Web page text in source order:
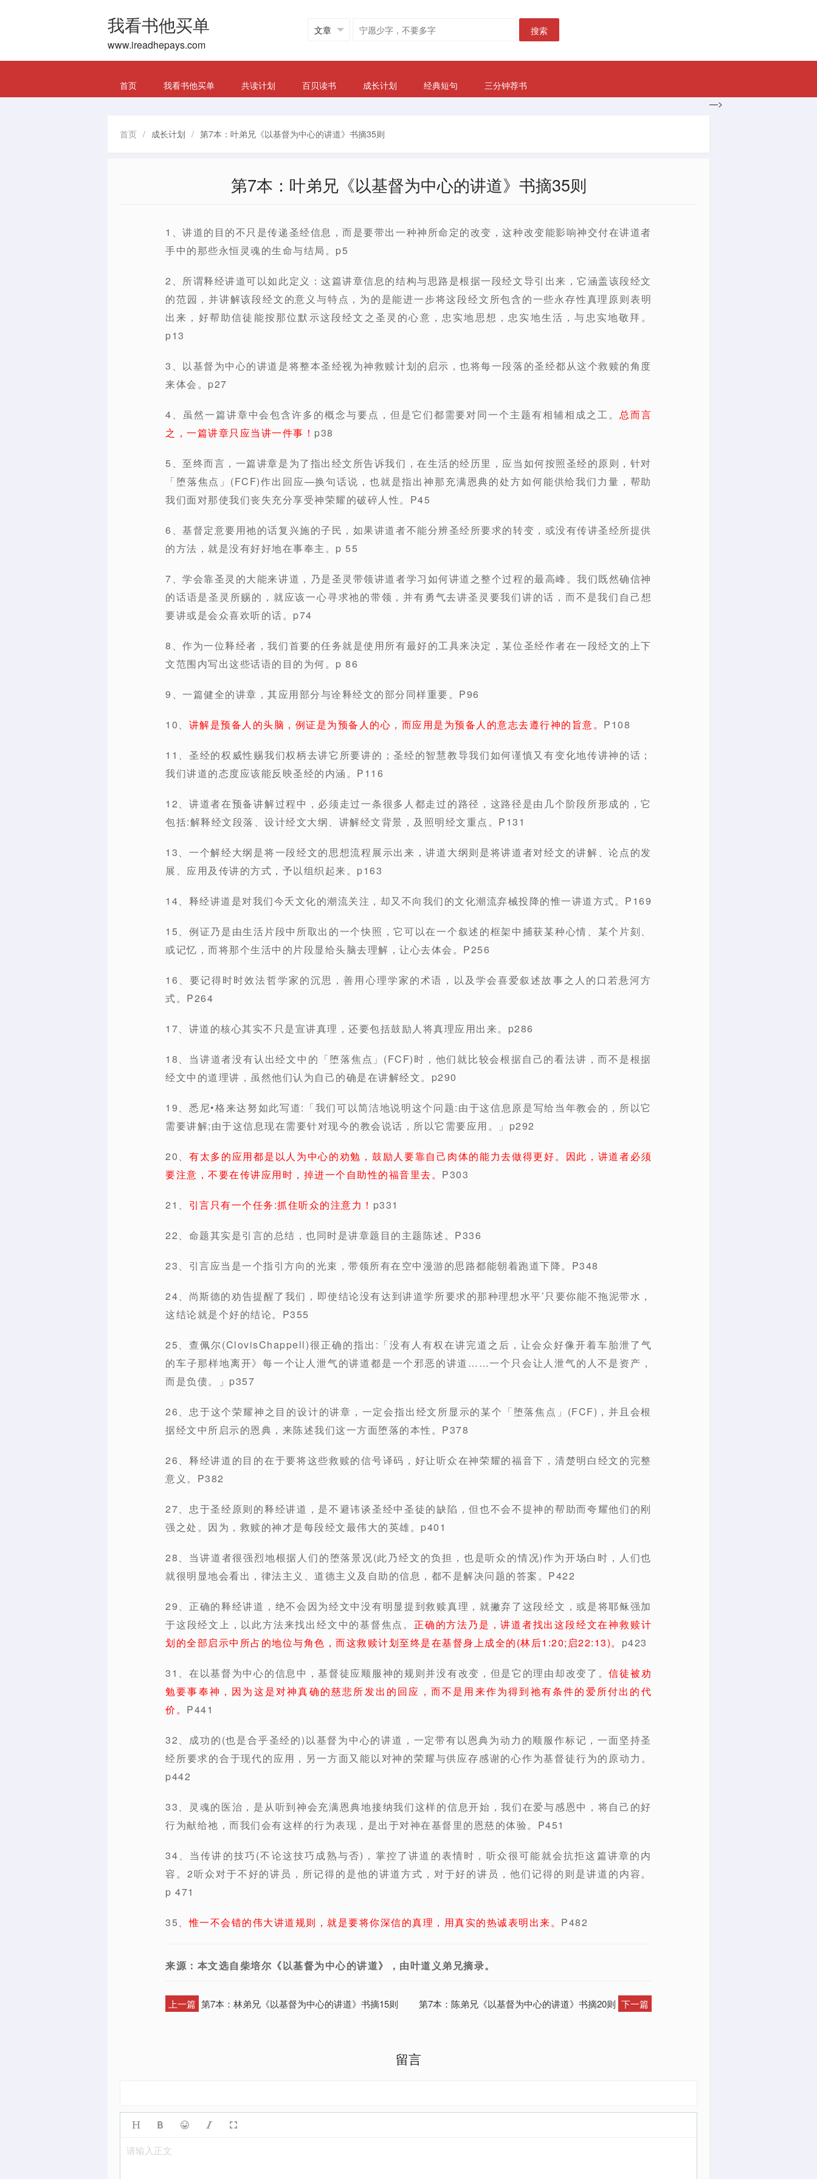
我看书他买单
www.ireadhepays.com
搜索
首页 我看书他买单 共读计划 百贝读书 成长计划 经典短句
三分钟荐书
—>
首页 / 成长计划 / 第7本：叶弟兄《以基督为中心的讲道》书摘35则
第7本：叶弟兄《以基督为中心的讲道》书摘35则
1、讲道的目的不只是传递圣经信息，而是要带出一种神所命定的改变，这种改变能影响神交付在讲道者
手中的那些永恒灵魂的生命与结局。p5
2、所谓释经讲道可以如此定义：这篇讲章信息的结构与思路是根据一段经文导引出来，它涵盖该段经文
的范园，并讲解该段经文的意义与特点，为的是能进一步将这段经文所包含的一些永存性真理原则表明
出来，好帮助信徒能按那位默示这段经文之圣灵的心意，忠实地思想，忠实地生活，与忠实地敬拜。
p13
3、以基督为中心的讲道是将整本圣经视为神救赎计划的启示，也将每一段落的圣经都从这个救赎的角度
来体会。p27
4、虽然一篇讲章中会包含许多的概念与要点，但是它们都需要对同一个主题有相辅相成之工。 总而言
之，一篇讲章只应当讲一件事！ p38
5、至终而言，一篇讲章是为了指出经文所告诉我们，在生活的经历里，应当如何按照圣经的原则，针对
「堕落焦点」(FCF)作出回应—换句话说，也就是指出神那充满恩典的处方如何能供给我们力量，帮助
我们面对那使我们丧失充分享受神荣耀的破碎人性。P45
6、基督定意要用祂的话复兴施的子民，如果讲道者不能分辨圣经所要求的转变，或没有传讲圣经所提供
的方法，就是没有好好地在事奉主。p 55
7、学会靠圣灵的大能来讲道，乃是圣灵带领讲道者学习如何讲道之整个过程的最高峰。我们既然确信神
的话语是圣灵所赐的，就应该一心寻求祂的带领，并有勇气去讲圣灵要我们讲的话，而不是我们自己想
要讲或是会众喜欢听的话。p74
8、作为一位释经者，我们首要的任务就是使用所有最好的工具来决定，某位圣经作者在一段经文的上下
文范围内写出这些话语的目的为何。p 86
9、一篇健全的讲章，其应用部分与诠释经文的部分同样重要。P96
10、 讲解是预备人的头脑，例证是为预备人的心，而应用是为预备人的意志去遵行神的旨意。 P108
11、圣经的权威性赐我们权柄去讲它所要讲的；圣经的智慧教导我们如何谨慎又有变化地传讲神的话；
我们讲道的态度应该能反映圣经的内涵。P116
12、讲道者在预备讲解过程中，必须走过一条很多人都走过的路径，这路径是由几个阶段所形成的，它
包括:解释经文段落、设计经文大纲、讲解经文背景，及照明经文重点。P131
13、一个解经大纲是将一段经文的思想流程展示出来，讲道大纲则是将讲道者对经文的讲解、论点的发
展、应用及传讲的方式，予以组织起来。p163
14、释经讲道是对我们今夭文化的潮流关注，却又不向我们的文化潮流弃械投降的惟一讲道方式。P169
15、例证乃是由生活片段中所取出的一个快照，它可以在一个叙述的框架中捕获某种心情、某个片刻、
或记忆，而将那个生活中的片段显给头脑去理解，让心去体会。P256
16、要记得时时效法哲学家的沉思，善用心理学家的术语，以及学会喜爱叙述故事之人的口若悬河方
式。P264
17、讲道的核心其实不只是宣讲真理，还要包括鼓励人将真理应用出来。p286
18、当讲道者没有认出经文中的「堕落焦点」(FCF)时，他们就比较会根据自己的看法讲，而不是根据
经文中的道理讲，虽然他们认为自己的确是在讲解经文。p290
19、悉尼•格来达努如此写道:「我们可以简洁地说明这个问题:由于这信息原是写给当年教会的，所以它
需要讲解;由于这信息现在需要针对现今的教会说话，所以它需要应用。」p292
20、 有太多的应用都是以人为中心的劝勉，鼓励人要靠自己肉体的能力去做得更好。因此，讲道者必须
要注意，不要在传讲应用时，掉进一个自助性的福音里去。 P303
21、 引言只有一个任务:抓住听众的注意力！ p331
22、命题其实是引言的总结，也同时是讲章题目的主题陈述。P336
23、引言应当是一个指引方向的光束，带领所有在空中漫游的思路都能朝着跑道下降。P348
24、尚斯德的劝告提醒了我们，即使结论没有达到讲道学所要求的那种理想水平’只要你能不拖泥带水，
这结论就是个好的结论。P355
25、查佩尔(ClovisChappell)很正确的指出:「没有人有权在讲完道之后，让会众好像开着车胎泄了气
的车子那样地离开》每一个让人泄气的讲道都是一个邪恶的讲道……一个只会让人泄气的人不是资产，
而是负债。」p357
26、忠于这个荣耀神之目的设计的讲章，一定会指出经文所显示的某个「堕落焦点」(FCF)，并且会根
据经文中所启示的恩典，来陈述我们这一方面堕落的本性。P378
26、释经讲道的目的在于要将这些救赎的信号译码，好让听众在神荣耀的福音下，清楚明白经文的完整
意义。P382
27、忠于圣经原则的释经讲道，是不避讳谈圣经中圣徒的缺陷，但也不会不提神的帮助而夸耀他们的刚
强之处。因为，救赎的神才是每段经文最伟大的英雄。p401
28、当讲道者很强烈地根据人们的堕落景况(此乃经文的负担，也是听众的情况)作为开场白时，人们也
就很明显地会看出，律法主义、道德主义及自助的信息，都不是解决问题的答案。P422
29、正确的释经讲道，绝不会因为经文中没有明显提到救赎真理，就撇弃了这段经文，或是将耶稣强加
于这段经文上，以此方法来找出经文中的基督焦点。 正确的方法乃是，讲道者找出这段经文在神救赎计
划的全部启示中所占的地位与角色，而这救赎计划至终是在基督身上成全的(林后1:20;启22:13)。 p423
31、在以基督为中心的信息中，基督徒应顺服神的规则并没有改变，但是它的理由却改变了。信徒被劝
勉要事奉神，因为这是对神真确的慈悲所发出的回应，而不是用来作为得到祂有条件的爱所付出的代
价。 P441
32、成功的(也是合乎圣经的)以基督为中心的讲道，一定带有以恩典为动力的顺服作标记，一面坚持圣
经所要求的合于现代的应用，另一方面又能以对神的荣耀与供应存感谢的心作为基督徒行为的原动力。
p442
33、灵魂的医治，是从听到神会充满恩典地接纳我们这样的信息开始，我们在爱与感恩中，将自己的好
行为献给祂，而我们会有这样的行为表现，是出于对神在基督里的恩慈的体验。P451
34、当传讲的技巧(不论这技巧成熟与否)，掌控了讲道的表情时，听众很可能就会抗拒这篇讲章的内
容。2听众对于不好的讲员，所记得的是他的讲道方式，对于好的讲员，他们记得的则是讲道的内容。
p 471
35、惟一不会错的伟大讲道规则，就是要将你深信的真理，用真实的热诚表明出来。 P482
来源：本文选自柴培尔《以基督为中心的讲道》，由叶道义弟兄摘录。
上一篇 第7本：林弟兄《以基督为中心的讲道》书摘15则 第7本：陈弟兄《以基督为中心的讲道》书摘20则 下一篇
留言
请输入正文